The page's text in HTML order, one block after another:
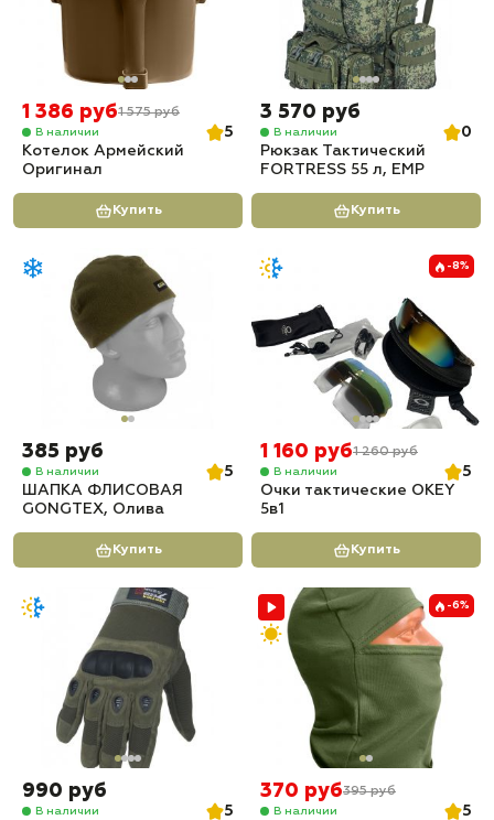
1 386 руб1 575 руб
В наличии
5
Котелок Армейский
Оригинал
Купить
3 570 руб
В наличии
0
Рюкзак Тактический
FORTRESS 55 л, ЕМР
Купить
385 руб
В наличии
5
ШАПКА ФЛИСОВАЯ
GONGTEX, Олива
Купить
-8%
1 160 руб1 260 руб
В наличии
5
Очки тактические OKEY
5в1
Купить
990 руб
В наличии
5
-6%
370 руб395 руб
В наличии
5